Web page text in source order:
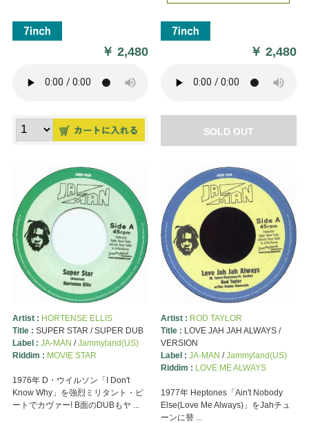
￥2,480 ￥2,480
SOLD OUT
Artist : HORTENSE ELLIS
Title : SUPER STAR / SUPER DUB
Label : JA-MAN /Jammyland(US)
Riddim : MOVIE STAR
1976年 D・ウイルソン「I Don't
Know Why」を強烈ミリタント・ビ
ートでカヴァー! B面のDUBもヤ ...
Artist : ROD TAYLOR
Title : LOVE JAH JAH ALWAYS /
VERSION
Label : JA-MAN /Jammyland(US)
Riddim : LOVE ME ALWAYS
1977年 Heptones「Ain't Nobody
Else(Love Me Always)」をJahチュ
ーンに替 ...